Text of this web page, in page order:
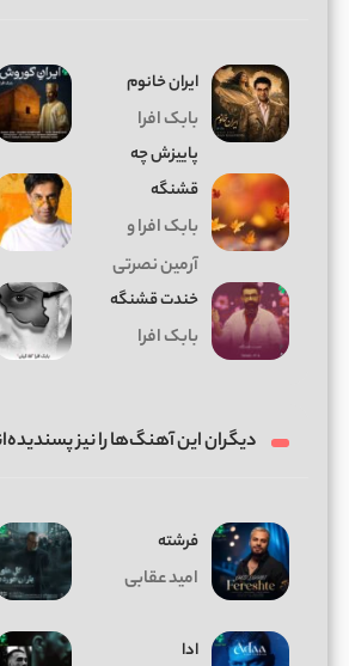
ایران خانوم
بابک افرا
پاییزش چه
قشنگه
بابک افرا و
آرمین نصرتی
خندت قشنگه
بابک افرا
دیگران این آهنگ‌ها را نیز
فرشته
امید عقابی
ادا